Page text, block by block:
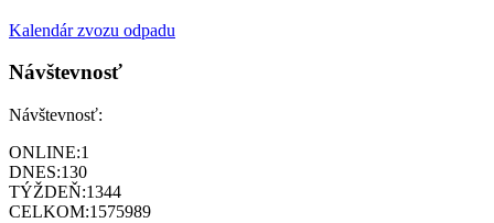
Kalendár zvozu odpadu
Návštevnosť
Návštevnosť:
ONLINE:1
DNES:130
TÝŽDEŇ:1344
CELKOM:1575989